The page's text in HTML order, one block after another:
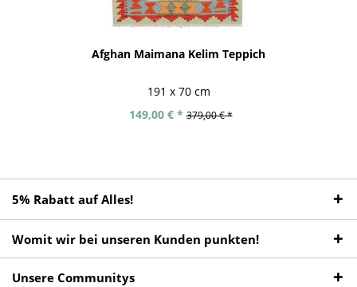
Afghan Maimana Kelim Teppich
191 x 70 cm
149,00 € * 379,00 € *
5% Rabatt auf Alles!
Womit wir bei unseren Kunden punkten!
Unsere Communitys